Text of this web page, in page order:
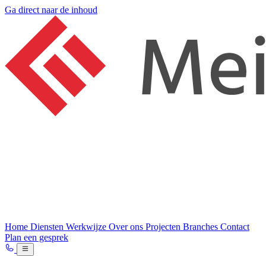
Ga direct naar de inhoud
Home Diensten Werkwijze Over ons Projecten Branches Contact
Plan een gesprek